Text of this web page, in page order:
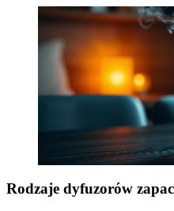
Rodzaje dyfuzorów